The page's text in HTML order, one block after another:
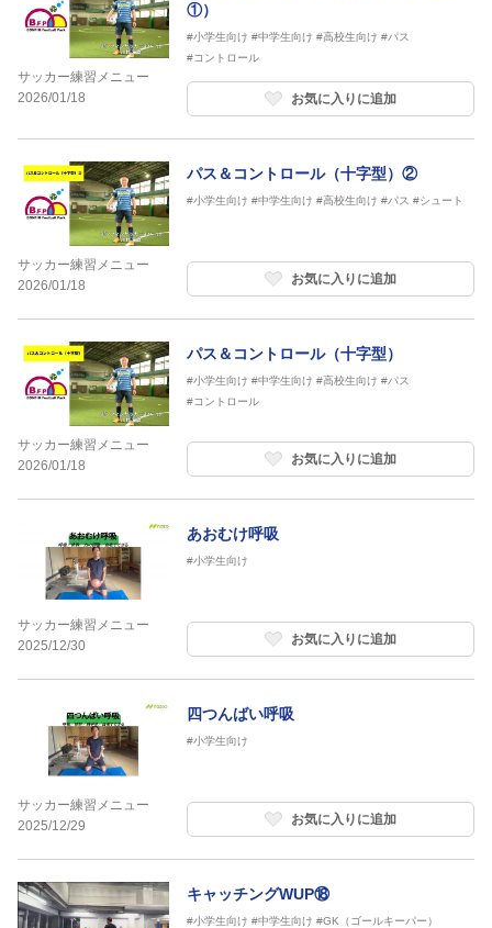
サッカー練習メニュー
2026/01/18
①）
#小学生向け #中学生向け #高校生向け #パス
#コントロール
お気に入りに追加
サッカー練習メニュー
2026/01/18
パス＆コントロール（十字型）②
#小学生向け #中学生向け #高校生向け #パス #シュート
お気に入りに追加
サッカー練習メニュー
2026/01/18
パス＆コントロール（十字型）
#小学生向け #中学生向け #高校生向け #パス
#コントロール
お気に入りに追加
サッカー練習メニュー
2025/12/30
あおむけ呼吸
#小学生向け
お気に入りに追加
サッカー練習メニュー
2025/12/29
四つんばい呼吸
#小学生向け
お気に入りに追加
キャッチングWUP⑱
#小学生向け #中学生向け #GK（ゴールキーパー）